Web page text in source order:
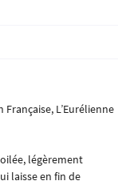
dans votre panier
L’Eurélienne
légèrement
laisse en fin de